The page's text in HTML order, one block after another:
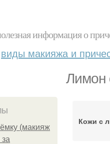
информация о
виды макияжа и
Лимон
(макияж
Кожи с